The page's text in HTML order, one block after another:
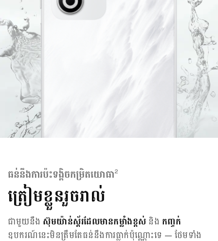
ធន់នឹងការប៉ះទង្គិចកម្រិតយោធា2
ត្រៀមខ្លួនរួចរាល់
ជាមួយនឹង ស៊ុមយ៉ាន់ស្ព័រដែលមានកម្លាំងខ្ពស់ និង កញ្ចក់
ឧបករណ៍នេះមិនត្រឹមតែធន់នឹងការធ្លាក់ប៉ុណ្ណោះទេ — ថែមទាំង